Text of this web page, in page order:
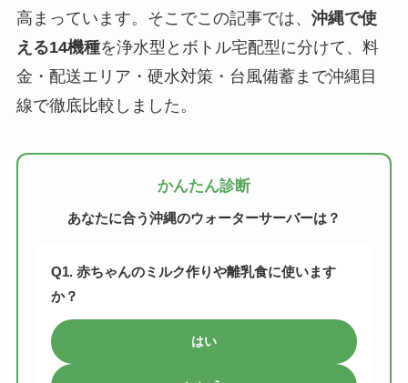
高まっています。そこでこの記事では、 沖縄で使
える14機種を浄水型とボトル宅配型に分けて、料
金・配送エリア・硬水対策・台風備蓄まで沖縄目
線で徹底比較しました。
かんたん診断
あなたに合う沖縄のウォーターサーバーは？
Q1. 赤ちゃんのミルク作りや離乳食に使います
か？
はい